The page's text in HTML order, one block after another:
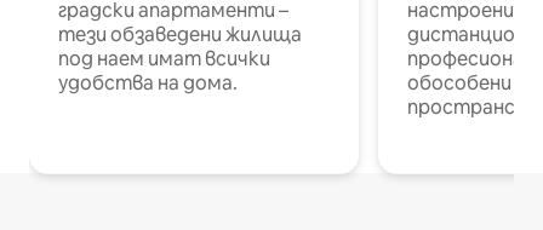
градски апартаменти –
тези обзаведени жилища
под наем имат всички
удобства на дома.
настроени и
обособени